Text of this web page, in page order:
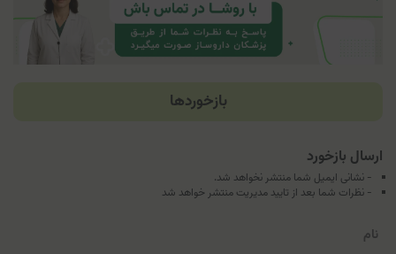
بازخوردها
ارسال بازخورد
- نشانی ایمیل شما منتشر نخواهد شد.
- نظرات شما بعد از تایید مدیریت منتشر خواهد شد
نام